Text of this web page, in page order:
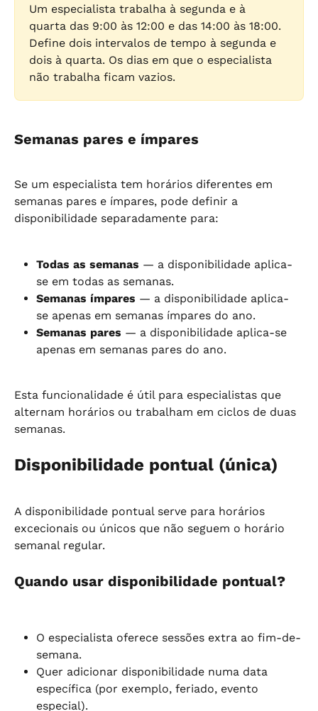
Um especialista trabalha à segunda e à
quarta das 9:00 às 12:00 e das 14:00 às 18:00.
Define dois intervalos de tempo à segunda e
dois à quarta. Os dias em que o especialista
não trabalha ficam vazios.
Semanas pares e ímpares
Se um especialista tem horários diferentes em
semanas pares e ímpares, pode definir a
disponibilidade separadamente para:
Todas as semanas — a disponibilidade aplica-
se em todas as semanas.
Semanas ímpares — a disponibilidade aplica-
se apenas em semanas ímpares do ano.
Semanas pares — a disponibilidade aplica-se
apenas em semanas pares do ano.
Esta funcionalidade é útil para especialistas que
alternam horários ou trabalham em ciclos de duas
semanas.
Disponibilidade pontual (única)
A disponibilidade pontual serve para horários
excecionais ou únicos que não seguem o horário
semanal regular.
Quando usar disponibilidade pontual?
O especialista oferece sessões extra ao fim-de-
semana.
Quer adicionar disponibilidade numa data
específica (por exemplo, feriado, evento
especial).